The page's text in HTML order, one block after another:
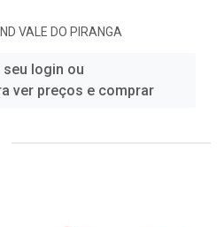
VALE DO PIRANGA
seu login ou
ver preços e comprar